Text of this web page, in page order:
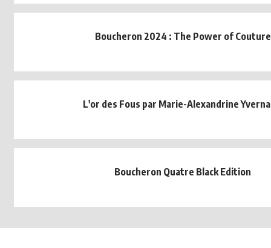
Boucheron 2024 : The Power of Couture
L'or des Fous par Marie-Alexandrine
Boucheron Quatre Black Edition